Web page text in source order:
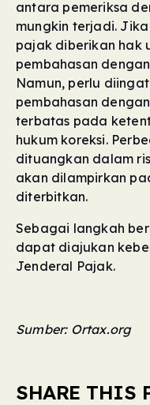
antara pemeriksa
mungkin terjadi.
pajak diberikan hak
pembahasan
Namun, perlu
pembahasan
terbatas pada
hukum koreksi.
dituangkan dalam
akan dilampirkan
diterbitkan.
Sebagai langkah
dapat diajukan
Jenderal Pajak.
Sumber: Ortax.org
SHARE THIS